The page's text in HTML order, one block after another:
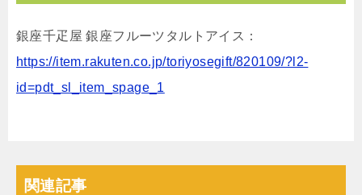
銀座千疋屋 銀座フルーツタルトアイス：
https://item.rakuten.co.jp/toriyosegift/820109/?l2-
id=pdt_sl_item_spage_1
関連記事